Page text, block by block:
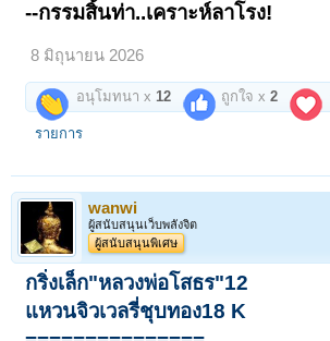
--กรรมสิ้นท่า..เคราะห์ลาโรง!
8 มิถุนายน 2026
อนุโมทนา x12 ถูกใจ x2
รายการ
wanwi
ผู้สนับสนุนเว็บพลังจิต
ผู้สนับสนุนพิเศษ
กริ่งเล็ก"หลวงพ่อโสธร"12
แหวนจิวเวลรี่ชุบทอง18 K